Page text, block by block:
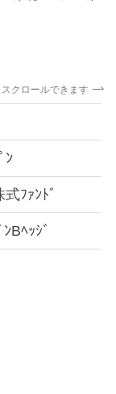
スクロールできます
ﾝ
ﾌｧﾝﾄﾞ
Bﾍｯｼﾞ